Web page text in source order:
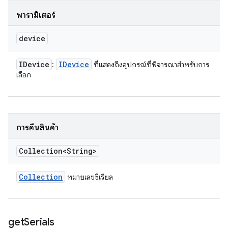
พารามิเตอร์
device
IDevice : IDevice ที่แสดงถึงอุปกรณ์ที่พิจารณาสำหรับการ
เลือก
การคืนสินค้า
Collection<String>
Collection หมายเลขซีเรียล
getSerials